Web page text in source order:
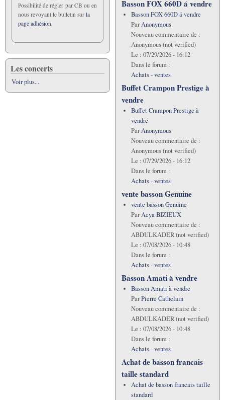
Possibilité de régler par CB ou en
nous revoyant le bulletin sur la
page adhésion.
Les concerts
Voir plus...
Basson FOX 660D á vendre
Basson FOX 660D á vendre
ParAnonymous
Nouveau commentaire de :
Anonymous (not verified)
Le : 07/29/2026 - 16:12
Dans le forum :
Achats - ventes
Buffet Crampon Prestige à
vendre
Buffet Crampon Prestige à
vendre
ParAnonymous
Nouveau commentaire de :
Anonymous (not verified)
Le : 07/29/2026 - 16:12
Dans le forum :
Achats - ventes
vente basson Genuine
vente basson Genuine
ParAcya BIZIEUX
Nouveau commentaire de :
ABDULKADER (not verified)
Le : 07/08/2026 - 10:48
Dans le forum :
Achats - ventes
Basson Amati à vendre
Basson Amati à vendre
ParPierre Cathelain
Nouveau commentaire de :
ABDULKADER (not verified)
Le : 07/08/2026 - 10:48
Dans le forum :
Achats - ventes
Achat de basson francais
taille standard
Achat de basson francais taille
standard